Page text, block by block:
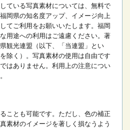
ている写真素材については、無料で
福岡県の知名度アップ、イメージ向上
てご利用をお願いいたします。 福岡
用途への利用はご遠慮ください。 著
観光連盟（以下、「当連盟」とい
除く）。写真素材の使用は自由です
はありません。 利用上の注意につい
ことも可能です。ただし、色の補正
素材のイメージを著しく損なうよう